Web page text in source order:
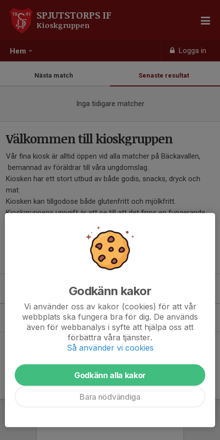
Hem Logga in
SPJUTSTORPS IF
Kioskgruppen
Nästa match Senaste resultat
Inga tidigare matcher
Välkommen till kioskgruppen
Vår fina kiosk är alltid öppen vid alla matcher på Bäckavallen,
bemannad av föräldrar till våra ungdomslag.
Kiosken har ett stort utbud av både godis, snacks, dryck och
mat.
Kiosken kan tillgodose både glutenfritt och mjölkfritt.
Kioskgruppens uppgift är att se till att det finns en fungerande
Synpunkter, frågor och/eller funderingar - välkomna att höra av
Kommande aktiviteter
09:30-11:30
Bäckavallenloppet
Bäckavallen
Godkänn kakor
Vi använder oss av kakor (cookies) för att vår
webbplats ska fungera bra för dig. De används
även för webbanalys i syfte att hjälpa oss att
förbättra våra tjänster.
Så använder vi cookies
Godkänn alla kakor
Bara nödvändiga